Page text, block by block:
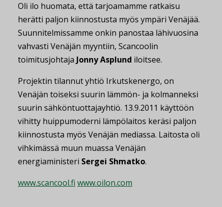
Oli ilo huomata, että tarjoamamme ratkaisu
herätti paljon kiinnostusta myös ympäri Venäjää.
Suunnitelmissamme onkin panostaa lähivuosina
vahvasti Venäjän myyntiin, Scancoolin
toimitusjohtaja Jonny Asplund iloitsee.
Projektin tilannut yhtiö Irkutskenergo, on
Venäjän toiseksi suurin lämmön- ja kolmanneksi
suurin sähköntuottajayhtiö. 13.9.2011 käyttöön
vihitty huippumoderni lämpölaitos keräsi paljon
kiinnostusta myös Venäjän mediassa. Laitosta oli
vihkimässä muun muassa Venäjän
energiaministeri Sergei Shmatko.
www.scancool.fi www.oilon.com